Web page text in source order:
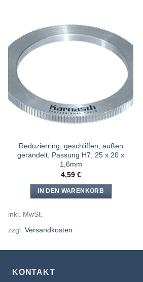
Meine
Reduzierring, geschliffen, außen
gerändelt, Passung H7, 25 x 20 x
1,6mm
4,59 €
IN DEN WARENKORB
inkl. MwSt.
zzgl.Versandkosten
KONTAKT